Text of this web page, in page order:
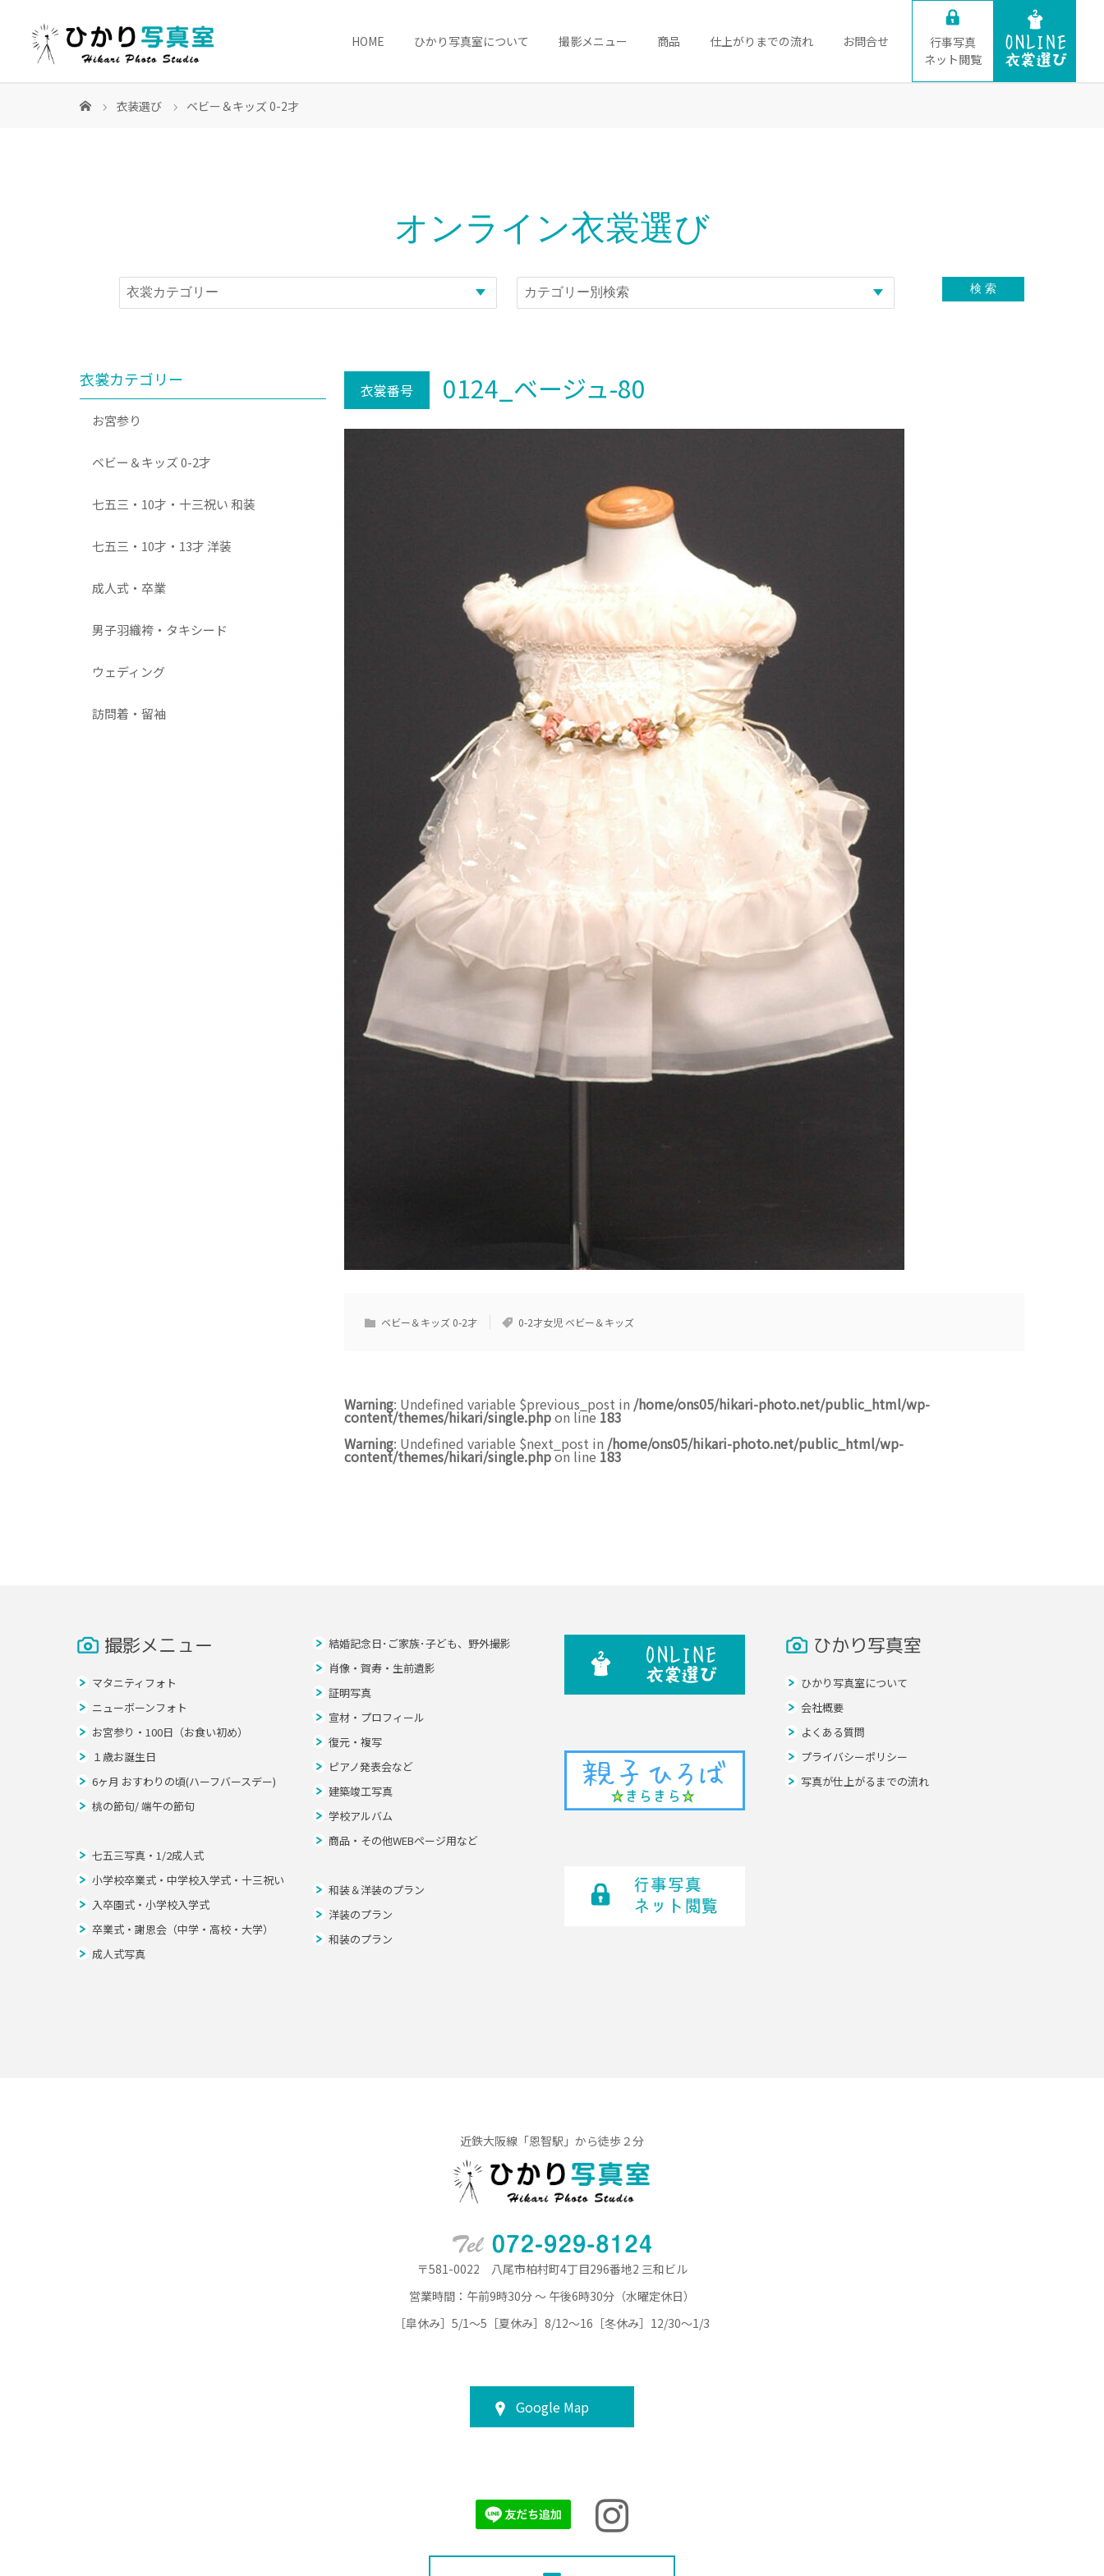
HOME ひかり写真室について 撮影メニュー 商品 仕上がりまでの流れ お問合せ
行事写真
ネット閲覧
衣装選び ベビー＆キッズ 0-2才
オンライン衣裳選び
衣裳番号 0124_ベージュ-80
ベビー＆キッズ 0-2才 0-2才女児 ベビー＆キッズ
Warning: Undefined variable $previous_post in /home/ons05/hikari-photo.net/public_html/wp-
content/themes/hikari/single.phpon line 183
Warning: Undefined variable $next_post in /home/ons05/hikari-photo.net/public_html/wp-
content/themes/hikari/single.phpon line 183
衣裳カテゴリー
お宮参り
ベビー＆キッズ 0-2才
七五三・10才・十三祝い 和装
七五三・10才・13才 洋装
成人式・卒業
男子羽織袴・タキシード
ウェディング
訪問着・留袖
撮影メニュー
マタニティフォト
ニューボーンフォト
お宮参り・100日（お食い初め）
１歳お誕生日
6ヶ月 おすわりの頃(ハーフバースデー)
桃の節句/ 端午の節句
七五三写真・1/2成人式
小学校卒業式・中学校入学式・十三祝い
入卒園式・小学校入学式
卒業式・謝恩会（中学・高校・大学）
成人式写真
結婚記念日･ご家族･子ども、野外撮影
肖像・賀寿・生前遺影
証明写真
宣材・プロフィール
復元・複写
ピアノ発表会など
建築竣工写真
学校アルバム
商品・その他WEBページ用など
和装＆洋装のプラン
洋装のプラン
和装のプラン
ひかり写真室
ひかり写真室について
会社概要
よくある質問
プライバシーポリシー
写真が仕上がるまでの流れ
近鉄大阪線「恩智駅」から徒歩２分
〒581-0022 八尾市柏村町4丁目296番地2 三和ビル
営業時間：午前9時30分 ～ 午後6時30分（水曜定休日）
［皐休み］5/1～5［夏休み］8/12～16［冬休み］12/30～1/3
Google Map